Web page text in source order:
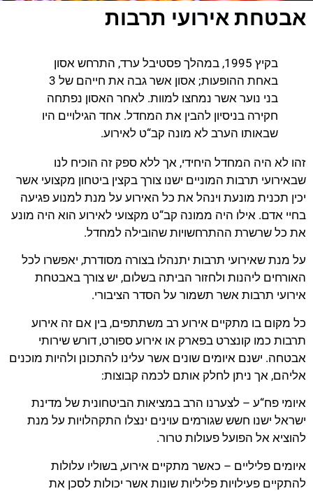
אבטחת אירועי תרבות
בקיץ 1995, במהלך פסטיבל ערד, התרחש אסון
באחת ההופעות; אסון אשר גבה את חייהם של 3
בני נוער אשר נמחצו למוות. לאחר האסון נפתחה
חקירה בניסיון להבין את המחדל. אחד הגילויים היו
שבאותו הערב לא מונה קב“ט לאירוע.
זהו לא היה המחדל היחידי, אך ללא ספק זה הוכיח לנו
שבאירועי תרבות המוניים ישנו צורך בקצין ביטחון מקצועי אשר
יכין תכנית מונעת וינהל את כל האירוע על מנת למנוע פגיעה
בחיי אדם. אילו היה ממונה קב“ט מקצועי לאירוע הוא היה מונע
את כל שרשרת ההתרחשויות שהובילה למחדל.
על מנת שאירועי תרבות יתנהלו בצורה מסודרת, יאפשרו לכל
האורחים ליהנות ולחזור הביתה בשלום, יש צורך באבטחת
אירועי תרבות אשר תשמור על הסדר הציבורי.
כל מקום בו מתקיים אירוע רב משתתפים, בין אם זה אירוע
תרבות כמו קונצרט בפארק או אירוע ספורט, דורש שירותי
אבטחה. ישנם איומים שונים אשר עלינו להתכונן ולהיות מוכנים
אליהם, אך ניתן לחלק אותם לכמה קבוצות:
איומי פח“ע – לצערנו הרב במציאות הביטחונית של מדינת
ישראל ישנו חשש שגורמים עוינים ינצלו התקהלויות על מנת
להוציא אל הפועל פעולות טרור.
איומים פליליים – כאשר מתקיים אירוע, בשוליו עלולות
להתקיים פעילויות פליליות שונות אשר יכולות לסכן את